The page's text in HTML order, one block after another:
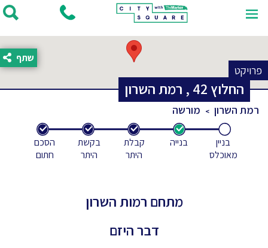
פרויקט
החלוץ 42
, רמת השרון
שתף
רמת השרון מורשה
בניין
מאוכלס
בנייה
קבלת
היתר
בקשת
היתר
הסכם
חתום
מתחם רמות השרון
דבר היזם